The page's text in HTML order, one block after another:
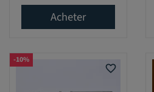
Acheter
favorite_border
-10%